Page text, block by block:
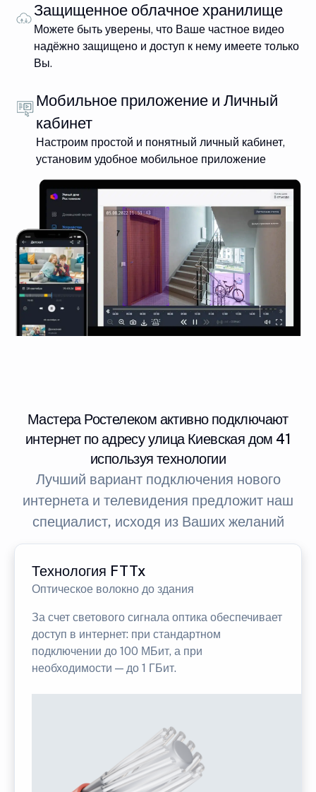
Защищенное облачное хранилище
Можете быть уверены, что Ваше частное видео
надёжно защищено и доступ к нему имеете только
Вы.
Мобильное приложение и Личный
кабинет
Настроим простой и понятный личный кабинет,
установим удобное мобильное приложение
Мастера Ростелеком активно подключают
интернет по адресу улица Киевская дом 41
используя технологии
Лучший вариант подключения нового
интернета и телевидения предложит наш
специалист, исходя из Ваших желаний
Технология FTTx
Оптическое волокно до здания
За счет светового сигнала оптика обеспечивает
доступ в интернет: при стандартном
подключении до 100 МБит, а при
необходимости — до 1 ГБит.